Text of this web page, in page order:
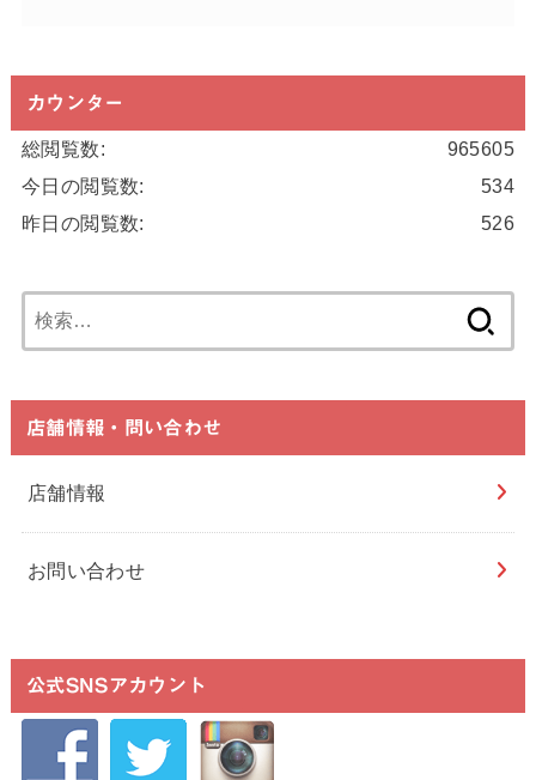
カウンター
965605
総閲覧数:
534
今日の閲覧数:
526
昨日の閲覧数:
索:
店舗情報・問い合わせ
店舗情報
お問い合わせ
公式SNSアカウント